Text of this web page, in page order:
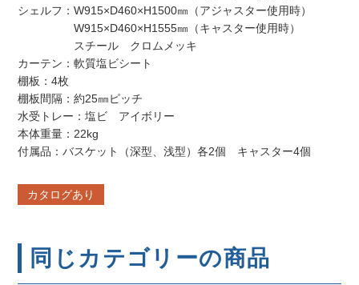
シェルフ：W915×D460×H1500㎜（アジャスター使用時）
W915×D460×H1555㎜（キャスター使用時）
スチール クロムメッキ
カーテン：軟質塩ビシート
棚板：4枚
棚板間隔：約25㎜ピッチ
水受トレー：塩ビ アイボリー
本体重量：22kg
付属品：バスケット（深型、浅型）各2個 キャスター4個
カタログあり
同じカテゴリーの商品